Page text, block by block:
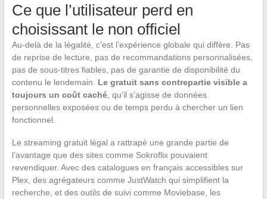
Ce que l’utilisateur perd en
choisissant le non officiel
Au-delà de la légalité, c’est l’expérience globale qui diffère. Pas
de reprise de lecture, pas de recommandations personnalisées,
pas de sous-titres fiables, pas de garantie de disponibilité du
contenu le lendemain. Le gratuit sans contrepartie visible a
toujours un coût caché, qu’il s’agisse de données
personnelles exposées ou de temps perdu à chercher un lien
fonctionnel.
Le streaming gratuit légal a rattrapé une grande partie de
l’avantage que des sites comme Sokroflix pouvaient
revendiquer. Avec des catalogues en français accessibles sur
Plex, des agrégateurs comme JustWatch qui simplifient la
recherche, et des outils de suivi comme Moviebase, les